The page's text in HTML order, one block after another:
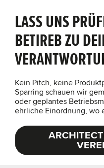
LASS UNS
BETIREB ZU
Kein Pitch, keine
Sparring schauen wir
oder geplantes
ehrliche Einordnung, wo